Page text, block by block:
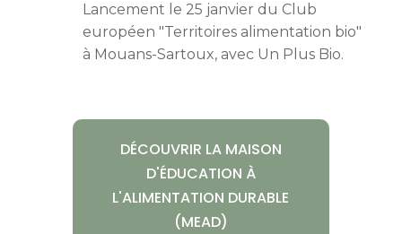
Lancement le 25 janvier du Club
européen "Territoires alimentation bio"
à Mouans-Sartoux, avec Un Plus Bio.
DÉCOUVRIR LA MAISON
D'ÉDUCATION À
L'ALIMENTATION DURABLE
(MEAD)